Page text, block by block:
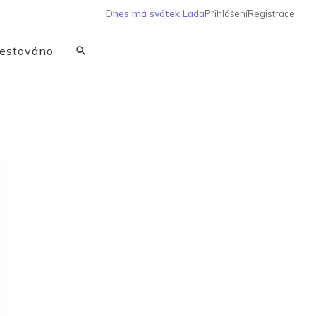
Dnes má svátek LadaPřihlášeníRegistrace